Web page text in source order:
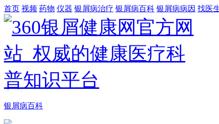
首页 视频 药物 仪器 银屑病治疗 银屑病百科 银屑病病因 找医
银屑病百科